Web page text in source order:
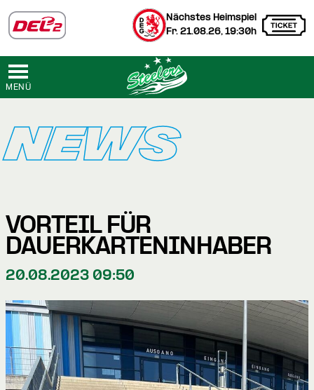
Nächstes Heimspiel
Fr. 21.08.26, 19:30h
MENÜ
NEWS
VORTEIL FÜR
DAUERKARTENINHABER
20.08.2023 09:50